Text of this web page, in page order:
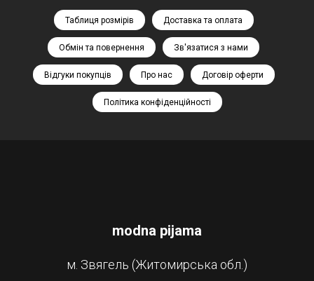
Таблиця розмірів Доставка та оплата
Обмін та повернення Зв'язатися з нами
Відгуки покупців Про нас Договір оферти
Політика конфіденційності
modna pijama
м. Звягель (Житомирська обл.)